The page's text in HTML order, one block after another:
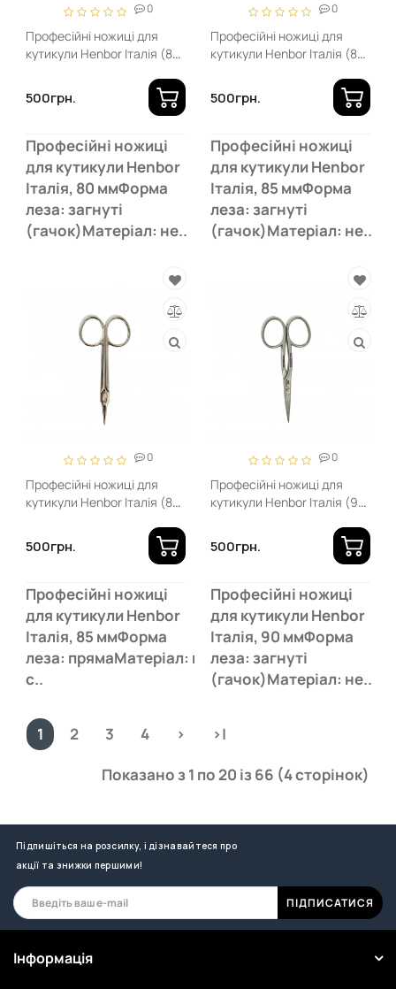
0
Професійні ножиці для
кутикули Henbor Італія (80
500грн.
Професійні ножиці
для кутикули Henbor
Італія, 80 ммФорма
леза: загнуті
(гачок)Матеріал: не..
0
Професійні ножиці для
кутикули Henbor Італія (85
500грн.
Професійні ножиці
для кутикули Henbor
Італія, 85 ммФорма
леза: загнуті
(гачок)Матеріал: не..
0
Професійні ножиці для
кутикули Henbor Італія (85
500грн.
Професійні ножиці
для кутикули Henbor
Італія, 85 ммФорма
леза: прямаМатеріал: нержавіюча
с..
0
Професійні ножиці для
кутикули Henbor Італія (90
500грн.
Професійні ножиці
для кутикули Henbor
Італія, 90 ммФорма
леза: загнуті
(гачок)Матеріал: не..
1 2 3 4 >
>|
Показано з 1 по 20 із 66 (4 сторінок)
Підпишіться на розсилку, і дізнавайтеся про
акції та знижки першими!
ПІДПИСАТИСЯ
Інформація